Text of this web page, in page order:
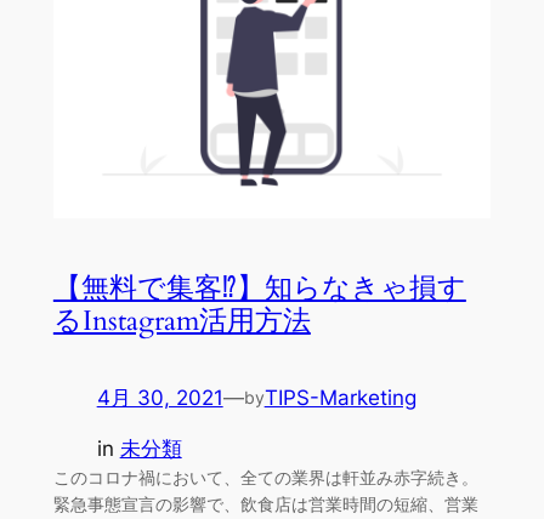
【無料で集客⁉】知らなきゃ損す
るInstagram活用方法
4月 30, 2021—byTIPS-Marketing
in 未分類
このコロナ禍において、全ての業界は軒並み赤字続き。
緊急事態宣言の影響で、飲食店は営業時間の短縮、営業